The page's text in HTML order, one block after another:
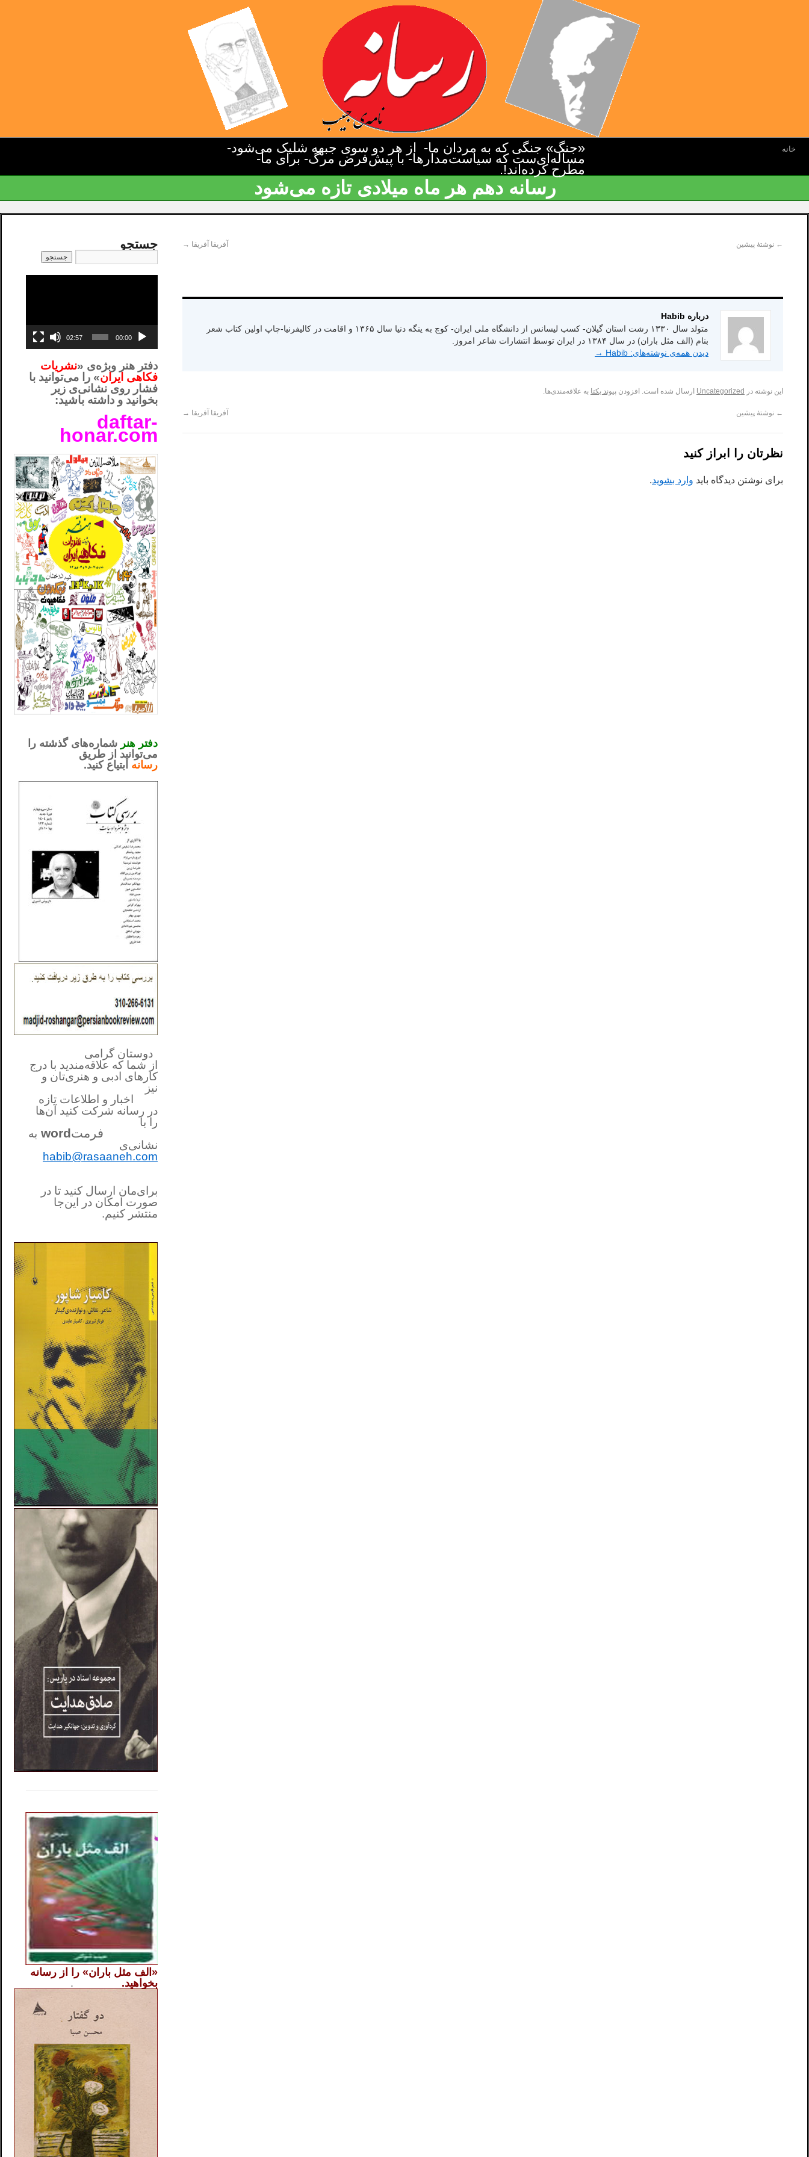
خانه «جنگ» جنگی که به مردان ما- از هر دو سوی جبهه شلیک می‌شود-
مسأله‌ای‌ست که سیاست‌مدارها- با پیش‌فرض مرگ- برای ما-
مطرح کرده‌اند!.
رسانه دهم هر ماه میلادی تازه می‌شود
← نوشتهٔ پیشین آفریقا آفریقا →
درباره Habib
متولد سال ۱۳۳۰ رشت استان گیلان- کسب لیسانس از دانشگاه ملی ایران- کوچ به ینگه دنیا سال ۱۳۶۵ و اقامت در کالیفرنیا-چاپ اولین کتاب شعر
بنام (الف مثل باران) در سال ۱۳۸۴ در ایران توسط انتشارات شاعر امروز.
دیدن همه‌ی نوشته‌های: Habib
→
این نوشته در Uncategorized ارسال شده است. افزودن پیوند یکتا به علاقه‌مندی‌ها.
← نوشتهٔ پیشین آفریقا آفریقا →
نظرتان را ابراز کنید
برای نوشتن دیدگاه باید وارد بشوید.
جستجو
00:00
02:57
دفتر هنر وبژه‌ی «نشریات
فکاهی ایران» را می‌توانید با
فشار روی نشانی‌ی زیر
بخوانید و داشته باشید:
daftar-
honar.com
دفتر هنر شماره‌های گذشته را
می‌توانید از طریق
رسانه ابتیاع کنید.
دوستان گرامی
از شما که علاقه‌مندید با درج
کارهای‌ ادبی و هنری‌تان و
نیز
اخبار و اطلاعات تازه
در رسانه شرکت کنید آن‌ها
را با
فرمتword به
نشانی‌ی
habib@rasaaneh.com
برای‌مان ارسال کنید تا در
صورت امکان در این‌جا
منتشر کنیم.
«الف مثل باران» را از رسانه
بخواهید.
.